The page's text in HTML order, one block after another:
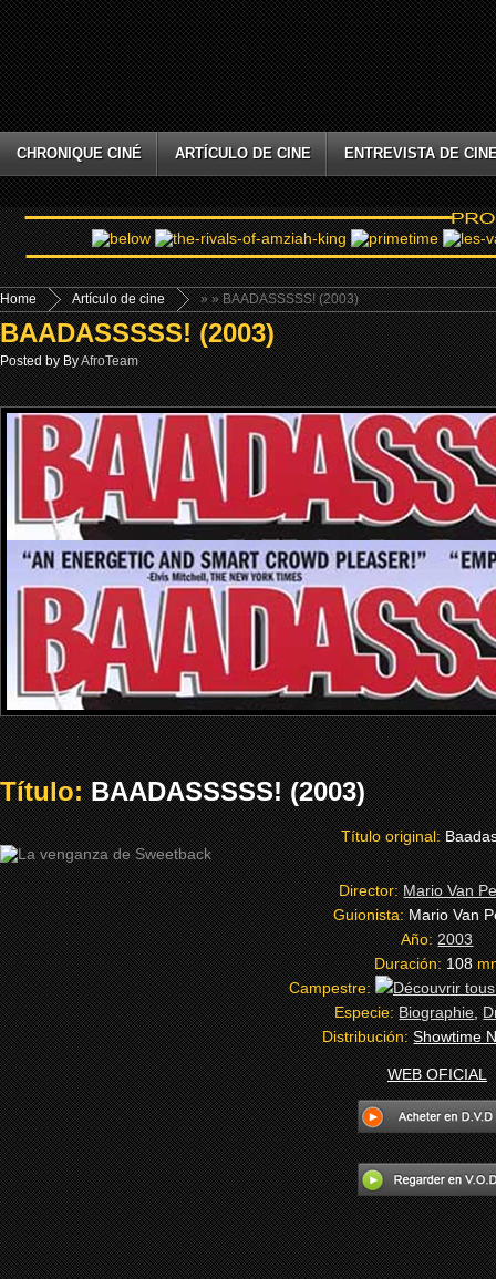
CHRONIQUE CINÉ ARTÍCULO DE CINE ENTREVISTA DE
Home »
Artículo de cine » BAADASSSSS! (2003)
BAADASSSSS! (2003)
Posted by ByAfroTeam
Título:BAADASSSSS! (2003)
Título original:
Director:Mario Van
Guionista:Mario Van
Año:2003
Duración:108
Campestre:
Especie:Biographie,
Distribución:Showtime
WEB OFICIAL